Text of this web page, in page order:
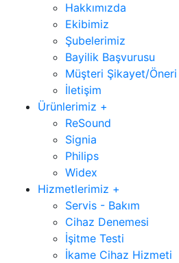
Hakkımızda
Ekibimiz
Şubelerimiz
Bayilik Başvurusu
Müşteri Şikayet/Öneri
İletişim
Ürünlerimiz +
ReSound
Signia
Philips
Widex
Hizmetlerimiz +
Servis - Bakım
Cihaz Denemesi
İşitme Testi
İkame Cihaz Hizmeti